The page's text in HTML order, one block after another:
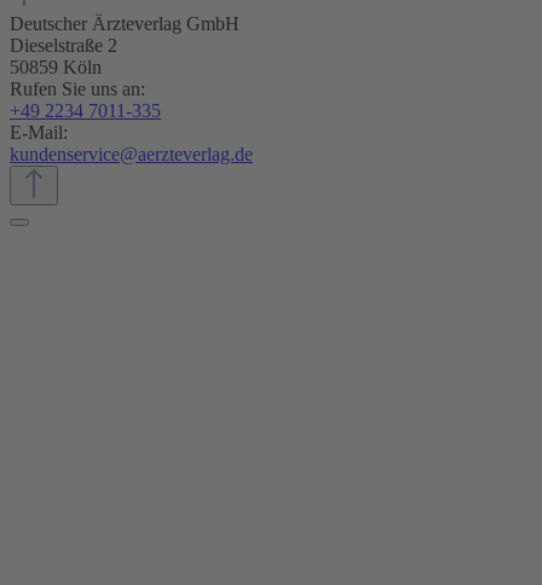
Deutscher Ärzteverlag GmbH
Dieselstraße 2
50859 Köln
Rufen Sie uns an:
+49 2234 7011-335
E-Mail:
kundenservice@aerzteverlag.de